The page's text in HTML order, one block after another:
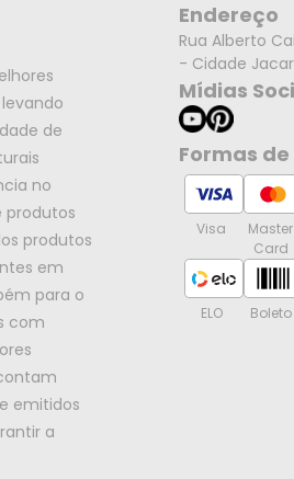
de
no
produtos
produtos
em
para o
com
emitidos
a
Endereço
Rua Alberto
- Cidade
Mídias
Formas
Visa
Master
Card
ELO Boleto